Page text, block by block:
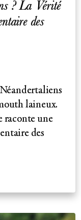
? La Vérité
des
laineux.
raconte une
des